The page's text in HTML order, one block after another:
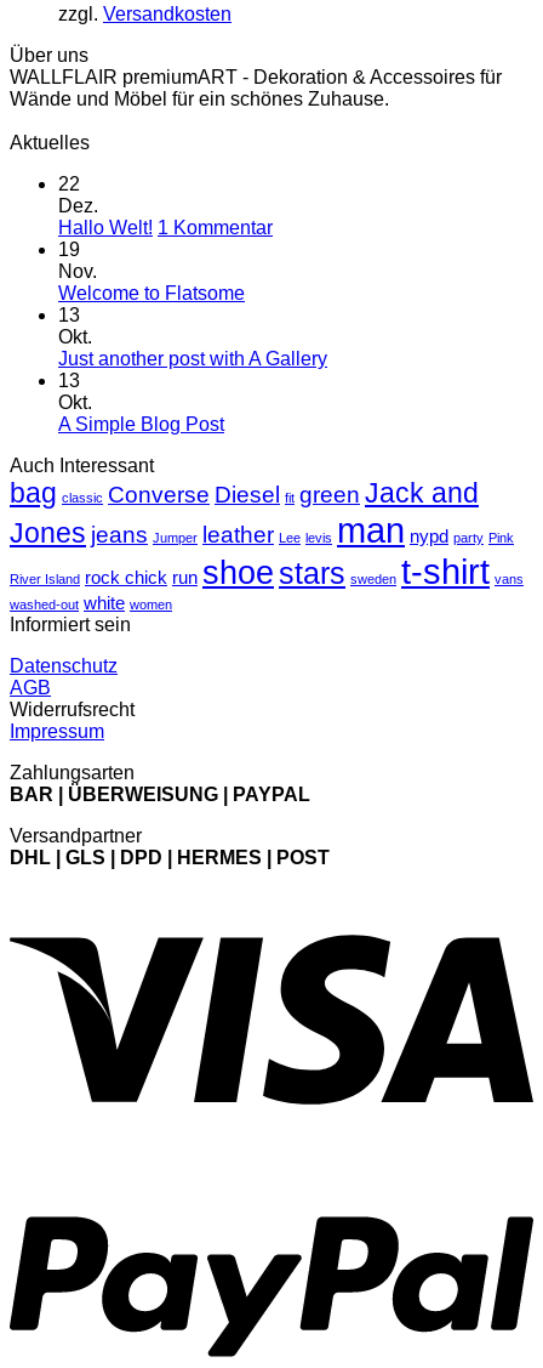
zzgl. Versandkosten
Über uns
WALLFLAIR premiumART - Dekoration & Accessoires für
Wände und Möbel für ein schönes Zuhause.
Aktuelles
22
Dez.
Hallo Welt! 1 Kommentarzu
19
Nov.
Welcome to FlatsomeKeine
Welcome
13
Okt.
Just another post with A GalleryKeine
with
A
Gallery
13
Okt.
A Simple Blog PostKeine
A
Simple
Blog
Auch Interessant
bag classic Converse Diesel fit green Jack and
Jones jeans Jumper leather Lee levis man nypd party Pink
River Island rock chick run shoe stars sweden t-shirt vans
washed-out white women
Informiert sein
Datenschutz
AGB
Widerrufsrecht
Impressum
Zahlungsarten
BAR | ÜBERWEISUNG | PAYPAL
Versandpartner
DHL | GLS | DPD | HERMES | POST